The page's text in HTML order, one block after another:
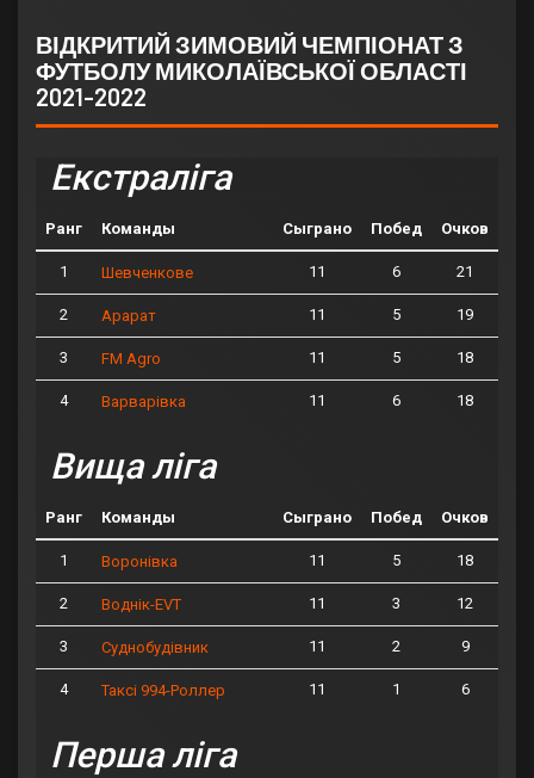
ВІДКРИТИЙ ЗИМОВИЙ ЧЕМПІОНАТ З
ФУТБОЛУ МИКОЛАЇВСЬКОЇ ОБЛАСТІ
2021-2022
Екстраліга
Ранг Команды Сыграно Побед Очков
1 Шевченкове 11 6 21
2 Арарат 11 5 19
3 FM Agro 11 5 18
4 Варварівка 11 6 18
Вища ліга
Ранг Команды Сыграно Побед Очков
1 Воронівка 11 5 18
2 Воднік-EVT 11 3 12
3 Суднобудівник 11 2 9
4 Таксі 994-Роллер 11 1 6
Перша ліга